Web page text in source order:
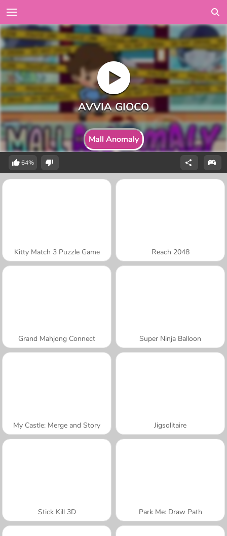
Mall Anomaly
64%
Kitty Match 3 Puzzle Game Reach 2048
Grand Mahjong Connect Super Ninja Balloon
My Castle: Merge and Story Jigsolitaire
Stick Kill 3D Park Me: Draw Path